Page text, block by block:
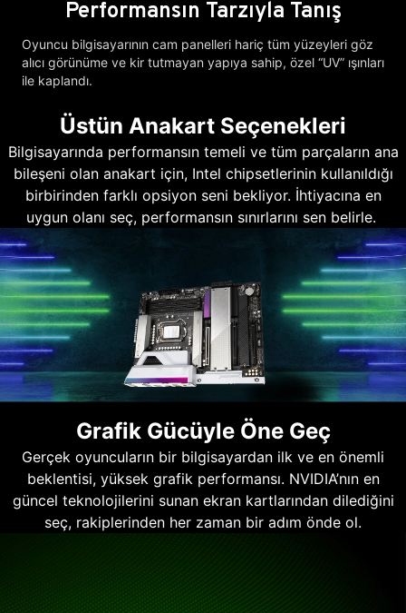
Performansın Tarzıyla Tanış
Oyuncu bilgisayarının cam panelleri hariç tüm yüzeyleri göz
alıcı görünüme ve kir tutmayan yapıya sahip, özel “UV” ışınları
ile kaplandı.
Üstün Anakart Seçenekleri
Bilgisayarında performansın temeli ve tüm parçaların ana
bileşeni olan anakart için, Intel chipsetlerinin kullanıldığı
birbirinden farklı opsiyon seni bekliyor. İhtiyacına en
uygun olanı seç, performansın sınırlarını sen belirle.
Grafik Gücüyle Öne Geç
Gerçek oyuncuların bir bilgisayardan ilk ve en önemli
beklentisi, yüksek grafik performansı. NVIDIA’nın en
güncel teknolojilerini sunan ekran kartlarından dilediğini
seç, rakiplerinden her zaman bir adım önde ol.